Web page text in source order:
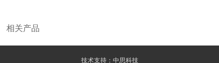
相关产品
技术支持： 中思科技